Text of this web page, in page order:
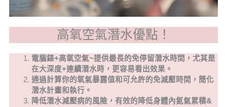
高氧空氣潛水優點！
電腦錶+高氧空氣~提供最長的免停留潛水時間，尤其是
在大深度+連續潛水時，更容易看出效果。
通過計算你的氧氣暴露值和可允許的免減壓時間，簡化
潛水計畫和執行。
降低潛水減壓病的風險，有效的降低身體內氮氣累積&